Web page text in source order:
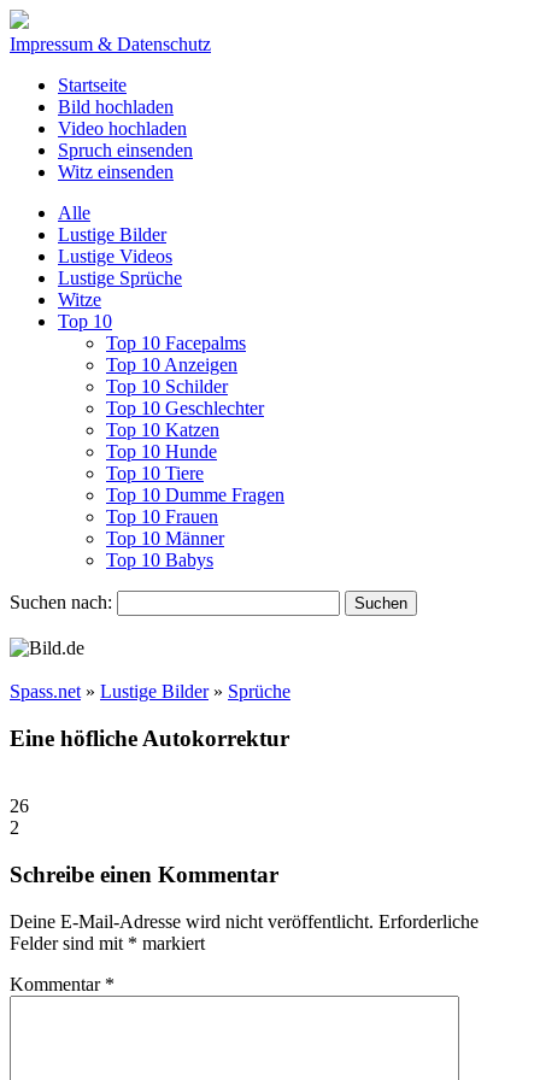
Impressum & Datenschutz
Startseite
Bild hochladen
Video hochladen
Spruch einsenden
Witz einsenden
Alle
Lustige Bilder
Lustige Videos
Lustige Sprüche
Witze
Top 10
Top 10 Facepalms
Top 10 Anzeigen
Top 10 Schilder
Top 10 Geschlechter
Top 10 Katzen
Top 10 Hunde
Top 10 Tiere
Top 10 Dumme Fragen
Top 10 Frauen
Top 10 Männer
Top 10 Babys
Suchen nach:
Spass.net » Lustige Bilder» Sprüche
Eine höfliche Autokorrektur
26
2
Schreibe einen Kommentar
Deine E-Mail-Adresse wird nicht veröffentlicht. Erforderliche
Felder sind mit * markiert
Kommentar *